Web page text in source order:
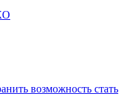
возможность стать